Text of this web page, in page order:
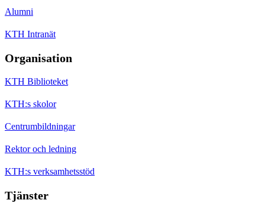
Alumni
KTH Intranät
Organisation
KTH Biblioteket
KTH:s skolor
Centrumbildningar
Rektor och ledning
KTH:s verksamhetsstöd
Tjänster